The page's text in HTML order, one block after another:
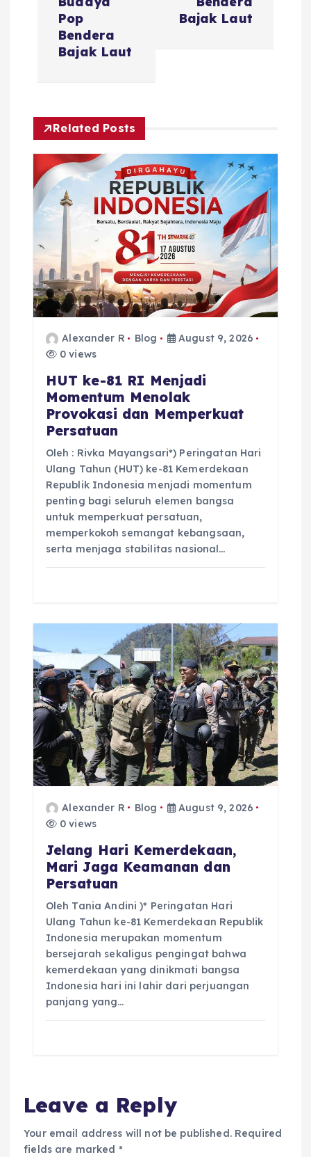
g
a
t
o
Pop
Bendera
Bajak Laut
Bajak Laut
Related Posts
Alexander R Blog
August 9, 2026
0 views
HUT ke-81 RI Menjadi
Momentum Menolak
Provokasi dan Memperkuat
Persatuan
Oleh : Rivka Mayangsari*) Peringatan Hari
Ulang Tahun (HUT) ke-81 Kemerdekaan
Republik Indonesia menjadi momentum
penting bagi seluruh elemen bangsa
untuk memperkuat persatuan,
memperkokoh semangat kebangsaan,
serta menjaga stabilitas nasional…
Alexander R Blog
August 9, 2026
0 views
Jelang Hari Kemerdekaan,
Mari Jaga Keamanan dan
Persatuan
Oleh Tania Andini )* Peringatan Hari
Ulang Tahun ke-81 Kemerdekaan Republik
Indonesia merupakan momentum
bersejarah sekaligus pengingat bahwa
kemerdekaan yang dinikmati bangsa
Indonesia hari ini lahir dari perjuangan
panjang yang…
Leave a Reply
Your email address will not be published. Required
fields are marked *